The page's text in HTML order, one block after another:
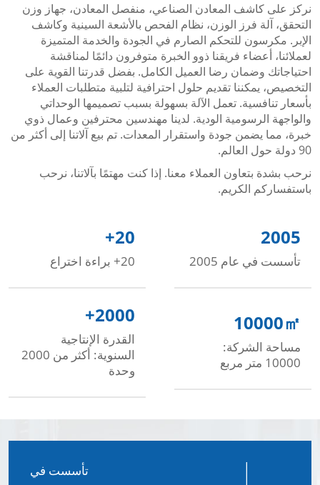
نركز على كاشف المعادن الصناعي، منفصل المعادن، جهاز وزن
التحقق، آلة فرز الوزن، نظام الفحص بالأشعة السينية وكاشف
الإبر. مكرسون للتحكم الصارم في الجودة والخدمة المتميزة
لعملائنا، أعضاء فريقنا ذوو الخبرة متوفرون دائمًا لمناقشة
احتياجاتك وضمان رضا العميل الكامل. بفضل قدرتنا القوية على
التخصيص، يمكننا تقديم حلول احترافية لتلبية متطلبات العملاء
بأسعار تنافسية. تعمل الآلة بسهولة بسبب تصميمها الوحداتي
والواجهة الرسومية الودية. لدينا مهندسين محترفين وعمال ذوي
خبرة، مما يضمن جودة واستقرار المعدات. تم بيع آلاتنا إلى أكثر من
90 دولة حول العالم.
نرحب بشدة بتعاون العملاء معنا. إذا كنت مهتمًا بآلاتنا، نرحب
باستفساركم الكريم.
2005
تأسست في عام 2005
20
+
20+ براءة اختراع
10000㎡
مساحة الشركة:
10000 متر مربع
2000
+
القدرة الإنتاجية
السنوية: أكثر من 2000
وحدة
تأسست في